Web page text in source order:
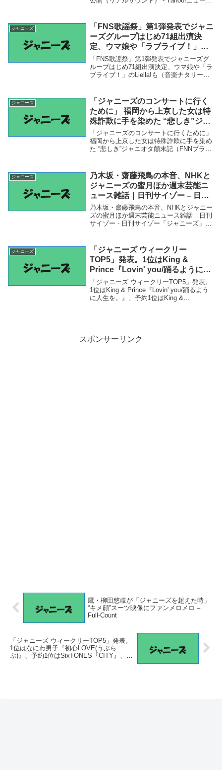
心に微笑む 『“そ...
ジャニーズ
「FNS歌謡祭」第1弾発表でジャニ
ーズグループはじめ71組出演決
定、ウマ娘や「ラブライブ！」の
Liella!も（音楽ナタリー） –
Yahoo!ニュース – Yahoo!ニュー
ス
「FNS歌謡祭」第1弾発表でジャニーズグ
ループはじめ71組出演決定、ウマ娘や「ラ
ブライブ！」のLiella!も（音楽ナタリー） -
でジャニーズグ...
ジャニーズ
「ジャニーズのコンサートに行く
ために」 福岡から上京した女は特
殊詐欺に手を染めた “悲しき”ジャ
ニオタ顛末記（FNNプライムオン
ライン） – Yahoo!ニュース –
Yahoo!ニュース
「ジャニーズのコンサートに行くために」
福岡から上京した女は特殊詐欺に手を染め
た “悲しき”ジャニオタ顛末記（FNNプライ
ーズのコンサートに行く...
ジャニーズ
乃木坂・齋藤飛鳥の本音、NHKと
ジャニーズの蜜月ほか週末芸能ニ
ュース雑話｜日刊サイゾー – 日刊
サイゾー
乃木坂・齋藤飛鳥の本音、NHKとジャニー
ズの蜜月ほか週末芸能ニュース雑話｜日刊
サイゾー - 日刊サイゾー「ジャニーズ」関
｜日刊サイゾー - 日刊サイゾー 乃木坂・...
ジャニーズ
「ジャニーズ ウィークリー
TOP5」発表。1位はKing &
Prince『Lovin' you/踊るように人
生を。』、予約1位はKing &
Prince『Made in』、カレンダー1
位はSnow Man – TOWER
「ジャニーズ ウィークリーTOP5」発表。
1位はKing & Prince『Lovin' you/踊るよう
に人生を。』、予約1位はKing &
スポンサーリンク
鷹・柳田悠岐が「ジャニーズを超えた時」
“キメ顔”スーツ映像にファンメロメロ –
Full-Count
「ジャニーズ ウィークリーTOP5」発表。
1位はなにわ男子『初心LOVE(うぶら
ぶ)』、予約1位はSixTONES『CITY』、カ